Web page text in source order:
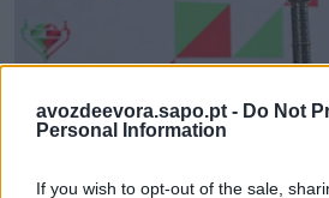
avozdeevora.sapo.pt - Do Not
Personal Information
If you wish to opt-out of the sale,